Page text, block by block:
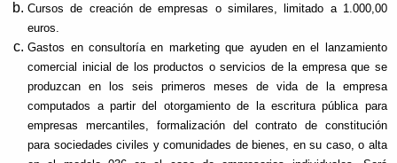
Cursos de creación de empresas o similares, limitado a 1.000,00
euros.
Gastos en consultoría en marketing que ayuden en el lanzamiento
comercial inicial de los productos o servicios de la empresa que se
produzcan en los seis primeros meses de vida de la empresa
computados a partir del otorgamiento de la escritura pública para
empresas mercantiles, formalización del contrato de constitución
para sociedades civiles y comunidades de bienes, en su caso, o alta